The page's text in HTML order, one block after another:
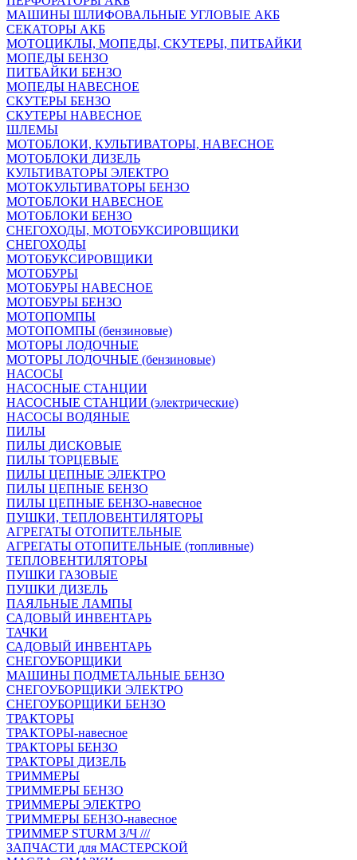
МАШИНЫ ШЛИФОВАЛЬНЫЕ УГЛОВЫЕ АКБ
СЕКАТОРЫ АКБ
МОТОЦИКЛЫ, МОПЕДЫ, СКУТЕРЫ, ПИТБАЙКИ
МОПЕДЫ БЕНЗО
ПИТБАЙКИ БЕНЗО
МОПЕДЫ НАВЕСНОЕ
СКУТЕРЫ БЕНЗО
СКУТЕРЫ НАВЕСНОЕ
ШЛЕМЫ
МОТОБЛОКИ, КУЛЬТИВАТОРЫ, НАВЕСНОЕ
МОТОБЛОКИ ДИЗЕЛЬ
КУЛЬТИВАТОРЫ ЭЛЕКТРО
МОТОКУЛЬТИВАТОРЫ БЕНЗО
МОТОБЛОКИ НАВЕСНОЕ
МОТОБЛОКИ БЕНЗО
СНЕГОХОДЫ, МОТОБУКСИРОВЩИКИ
СНЕГОХОДЫ
МОТОБУКСИРОВЩИКИ
МОТОБУРЫ
МОТОБУРЫ НАВЕСНОЕ
МОТОБУРЫ БЕНЗО
МОТОПОМПЫ
МОТОПОМПЫ (бензиновые)
МОТОРЫ ЛОДОЧНЫЕ
МОТОРЫ ЛОДОЧНЫЕ (бензиновые)
НАСОСЫ
НАСОСНЫЕ СТАНЦИИ
НАСОСНЫЕ СТАНЦИИ (электрические)
НАСОСЫ ВОДЯНЫЕ
ПИЛЫ
ПИЛЫ ДИСКОВЫЕ
ПИЛЫ ТОРЦЕВЫЕ
ПИЛЫ ЦЕПНЫЕ ЭЛЕКТРО
ПИЛЫ ЦЕПНЫЕ БЕНЗО
ПИЛЫ ЦЕПНЫЕ БЕНЗО-навесное
ПУШКИ, ТЕПЛОВЕНТИЛЯТОРЫ
АГРЕГАТЫ ОТОПИТЕЛЬНЫЕ
АГРЕГАТЫ ОТОПИТЕЛЬНЫЕ (топливные)
ТЕПЛОВЕНТИЛЯТОРЫ
ПУШКИ ГАЗОВЫЕ
ПУШКИ ДИЗЕЛЬ
ПАЯЛЬНЫЕ ЛАМПЫ
САДОВЫЙ ИНВЕНТАРЬ
ТАЧКИ
САДОВЫЙ ИНВЕНТАРЬ
СНЕГОУБОРЩИКИ
МАШИНЫ ПОДМЕТАЛЬНЫЕ БЕНЗО
СНЕГОУБОРЩИКИ ЭЛЕКТРО
СНЕГОУБОРЩИКИ БЕНЗО
ТРАКТОРЫ
ТРАКТОРЫ-навесное
ТРАКТОРЫ БЕНЗО
ТРАКТОРЫ ДИЗЕЛЬ
ТРИММЕРЫ
ТРИММЕРЫ БЕНЗО
ТРИММЕРЫ ЭЛЕКТРО
ТРИММЕРЫ БЕНЗО-навесное
ТРИММЕР STURM З/Ч ///
ЗАПЧАСТИ для МАСТЕРСКОЙ